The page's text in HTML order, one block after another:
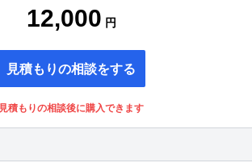
12,000 円
見積もりの相談をする
見積もりの相談後に購入できます